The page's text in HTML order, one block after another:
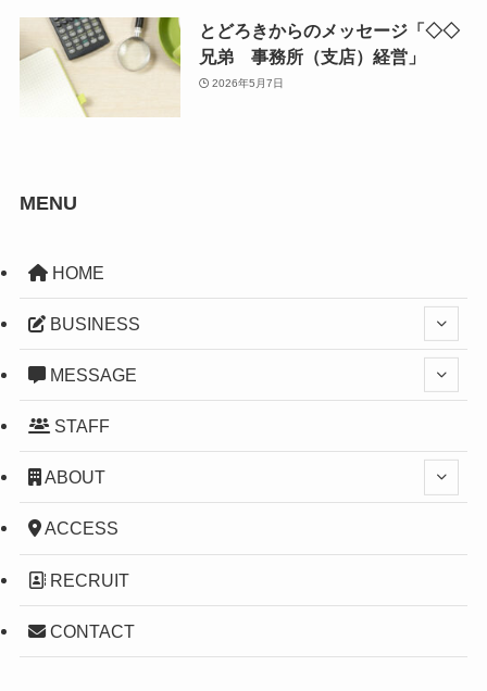
とどろきからのメッセージ「◇◇
兄弟 事務所（支店）経営」
2026年5月7日
MENU
HOME
BUSINESS
MESSAGE
STAFF
ABOUT
ACCESS
RECRUIT
CONTACT